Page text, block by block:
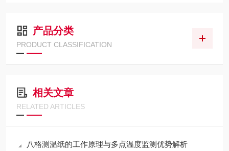
产品分类
PRODUCT CLASSIFICATION
相关文章
RELATED ARTICLES
八格测温纸的工作原理与多点温度监测优势解析